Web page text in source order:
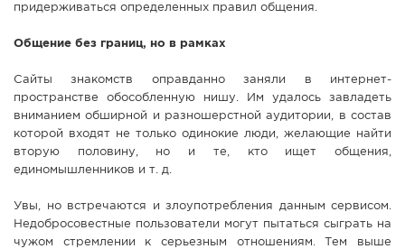
КАМЕРЫ
КОНКУРСЫ
ГОЛОСОВАНИЯ
ФОТО
придерживаться определенных правил общения.
Общение без границ, но в рамках
Сайты знакомств оправданно заняли в интернет-
пространстве обособленную нишу. Им удалось завладеть
вниманием обширной и разношерстной аудитории, в состав
которой входят не только одинокие люди, желающие найти
вторую половину, но и те, кто ищет общения,
единомышленников и т. д.
Увы, но встречаются и злоупотребления данным сервисом.
Недобросовестные пользователи могут пытаться сыграть на
чужом стремлении к серьезным отношениям. Тем выше